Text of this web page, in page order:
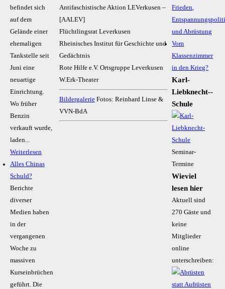
befindet sich
auf dem
Gelände einer
ehemaligen
Tankstelle seit
Juni eine
neuartige
Einrichtung.
Wo früher
Benzin
verkauft wurde,
laden...
Weiterlesen
Alles Chinas
Schuld?
Berichte
diverser
Medien haben
in der
vergangenen
Woche zu
massiven
Kurseinbrüchen
geführt. Die
Antifaschistische Aktion LEVerkusen –
[AALEV]
Flüchtlingsrat Leverkusen
Rheinisches Institut für Geschichte und
Gedächtnis
Rote Hilfe e.V. Ortsgruppe Leverkusen
W.Erk-Theater
BildergalerieFotos: Reinhard Linse &
VVN-BdA
Frieden,
und Abrüstung
Vom
Klassenzimmer
in den Krieg?
Karl-
Liebknecht-­
Schule
Seminar-
Termine
Wieviel
lesen hier
Aktuell sind
270 Gäste und
keine
Mitglieder
online
unterschreiben: